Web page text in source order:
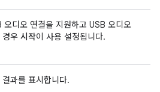
오디오 연결을 지원하고 USB 오디오
경우 시작이 사용 설정됩니다.
과를 표시합니다.